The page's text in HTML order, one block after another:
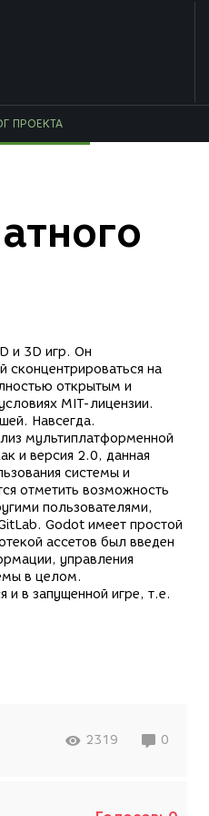
ПРОЕКТА
и 3D игр. Он
сконцентрироваться на
открытым и
MIT-лицензии.
Навсегда.
мультиплатформенной
и версия 2.0, данная
системы и
отметить возможность
пользователями,
Godot имеет простой
ассетов был введен
управления
в целом.
и в запущенной игре, т.е.
2319 0